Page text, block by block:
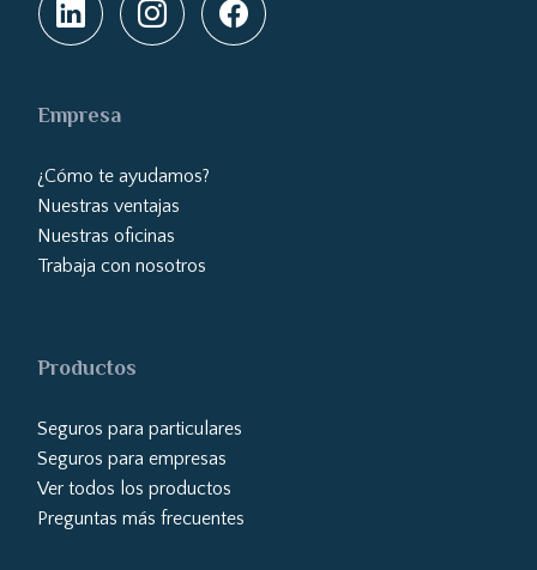
Empresa
¿Cómo te ayudamos?
Nuestras ventajas
Nuestras oficinas
Trabaja con nosotros
Productos
Seguros para particulares
Seguros para empresas
Ver todos los productos
Preguntas más frecuentes